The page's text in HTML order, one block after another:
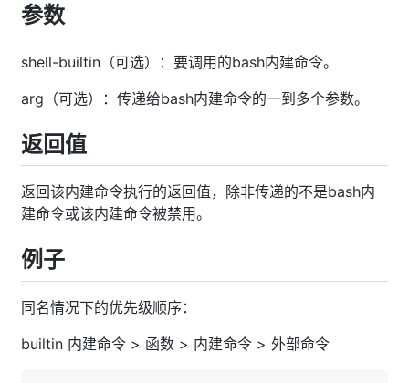
参数
shell-builtin（可选）：要调用的bash内建命令。
arg（可选）：传递给bash内建命令的一到多个参数。
返回值
返回该内建命令执行的返回值，除非传递的不是bash内
建命令或该内建命令被禁用。
例子
同名情况下的优先级顺序：
builtin 内建命令 > 函数 > 内建命令 > 外部命令